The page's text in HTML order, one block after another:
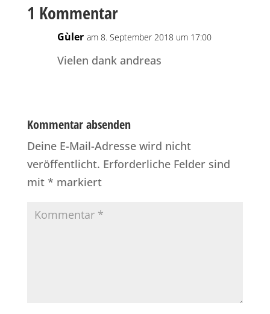
1 Kommentar
Gùler am 8. September 2018 um 17:00
Vielen dank andreas
Kommentar absenden
Deine E-Mail-Adresse wird nicht
veröffentlicht. Erforderliche Felder sind
mit * markiert